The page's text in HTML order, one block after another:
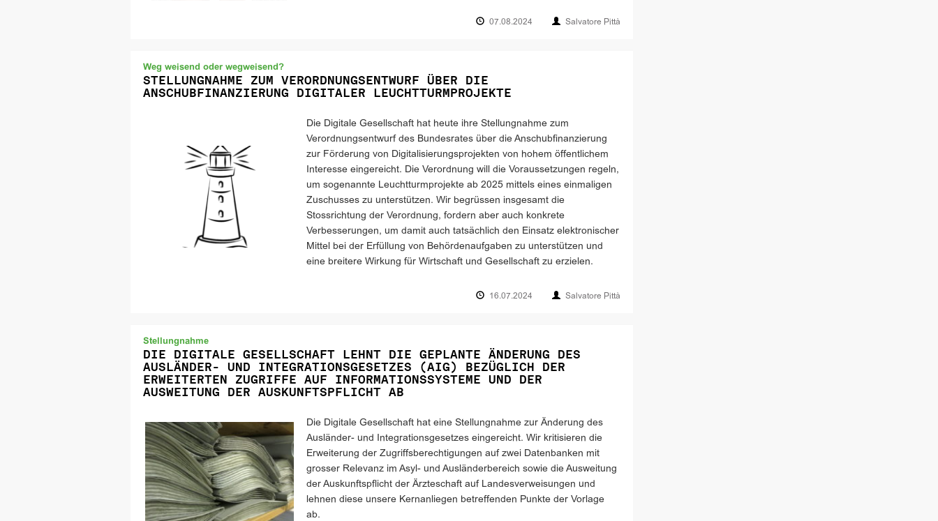
07.08.2024 Salvatore Pittà
Weg weisend oder wegweisend?
STELLUNGNAHME ZUM VERORDNUNGSENTWURF ÜBER DIE
ANSCHUBFINANZIERUNG DIGITALER LEUCHTTURMPROJEKTE
Die Digitale Gesellschaft hat heute ihre Stellungnahme zum
Verordnungsentwurf des Bundesrates über die Anschubfinanzierung
zur Förderung von Digitalisierungsprojekten von hohem öffentlichem
Interesse eingereicht. Die Verordnung will die Voraussetzungen regeln,
um sogenannte Leuchtturmprojekte ab 2025 mittels eines einmaligen
Zuschusses zu unterstützen. Wir begrüssen insgesamt die
Stossrichtung der Verordnung, fordern aber auch konkrete
Verbesserungen, um damit auch tatsächlich den Einsatz elektronischer
Mittel bei der Erfüllung von Behördenaufgaben zu unterstützen und
eine breitere Wirkung für Wirtschaft und Gesellschaft zu erzielen.
16.07.2024 Salvatore Pittà
Stellungnahme
DIE DIGITALE GESELLSCHAFT LEHNT DIE GEPLANTE ÄNDERUNG DES
AUSLÄNDER- UND INTEGRATIONSGESETZES (AIG) BEZÜGLICH DER
ERWEITERTEN ZUGRIFFE AUF INFORMATIONSSYSTEME UND DER
AUSWEITUNG DER AUSKUNFTSPFLICHT AB
Die Digitale Gesellschaft hat eine Stellungnahme zur Änderung des
Ausländer- und Integrationsgesetzes eingereicht. Wir kritisieren die
Erweiterung der Zugriffsberechtigungen auf zwei Datenbanken mit
grosser Relevanz im Asyl- und Ausländerbereich sowie die Ausweitung
der Auskunftspflicht der Ärzteschaft auf Landesverweisungen und
lehnen diese unsere Kernanliegen betreffenden Punkte der Vorlage
ab.